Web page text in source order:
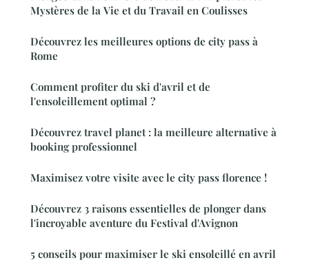
Mystères de la Vie et du Travail en Coulisses
Découvrez les meilleures options de city pass à
Rome
Comment profiter du ski d'avril et de
l'ensoleillement optimal ?
Découvrez travel planet : la meilleure alternative à
booking professionnel
Maximisez votre visite avec le city pass florence !
Découvrez 3 raisons essentielles de plonger dans
l'incroyable aventure du Festival d'Avignon
5 conseils pour maximiser le ski ensoleillé en avril